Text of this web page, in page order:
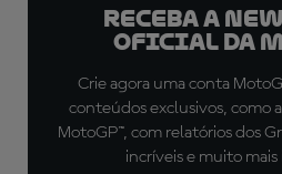
Receba a
oficial da
Crie agora uma conta
conteúdos exclusivos, como
MotoGP™, com relatórios dos
incríveis e muito